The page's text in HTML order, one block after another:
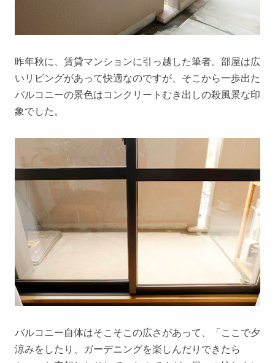
昨年秋に、賃貸マンションに引っ越した筆者。部屋は広
いリビングがあって快適なのですが、そこから一歩出た
バルコニーの景色はコンクリートむき出しの殺風景な印
象でした。
バルコニー自体はそこそこの広さがあって、「ここで夕
涼みをしたり、ガーデニングを楽しんだりできたら